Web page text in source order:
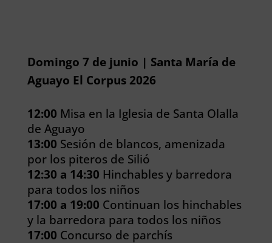
Domingo 7 de junio | Santa María de
Aguayo El Corpus 2026
12:00 Misa en la Iglesia de Santa Olalla
de Aguayo
13:00 Sesión de blancos, amenizada
por los piteros de Silió
12:30 a 14:30 Hinchables y barredora
para todos los niños
17:00 a 19:00 Continuan los hinchables
y la barredora para todos los niños
17:00 Concurso de parchís